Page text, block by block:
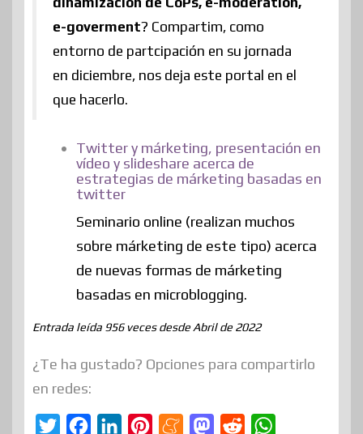
e-goverment? Compartim, como
entorno de partcipación en su jornada
en diciembre, nos deja este portal en el
que hacerlo.
Twitter y márketing, presentación en
vídeo y slideshare acerca de
estrategias de márketing basadas en
twitter
Seminario online (realizan muchos
sobre márketing de este tipo) acerca
de nuevas formas de márketing
basadas en microblogging.
Entrada leída 956 veces desde Abril de 2022
¿Te ha gustado? Opciones para compartirlo
en redes:
M
M